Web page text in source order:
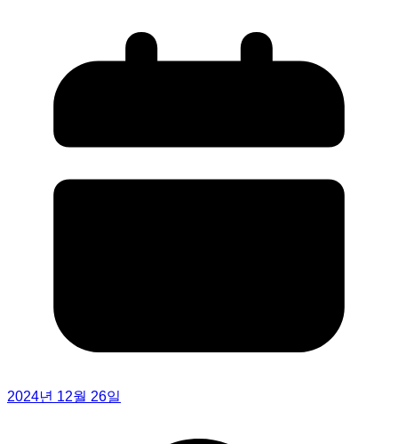
2024년 12월 26일